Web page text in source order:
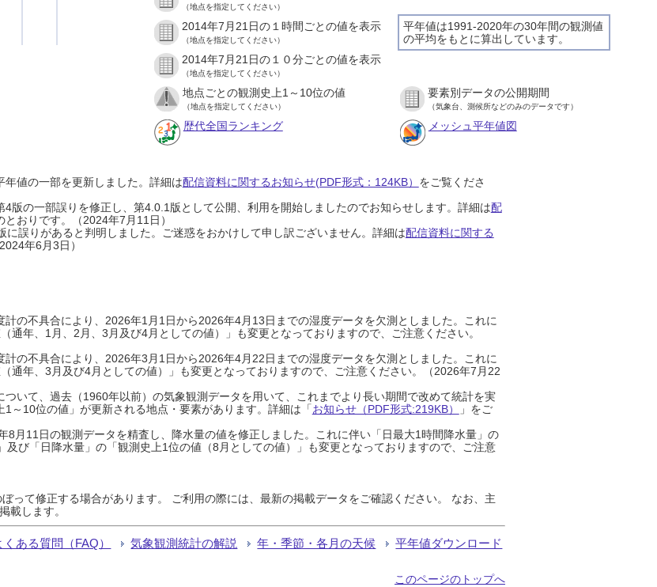
（地点を指定してください）
平年値は1991-2020年の30年間の観測値
の平均をもとに算出しています。
2014年7月21日の１時間ごとの値を表示
（地点を指定してください）
2014年7月21日の１０分ごとの値を表示
（地点を指定してください）
地点ごとの観測史上1～10位の値
（地点を指定してください）
要素別データの公開期間
（気象台、測候所などのみのデータです）
歴代全国ランキング メッシュ平年値図
値の一部を更新しました。詳細は配信資料に関するお知らせ(PDF形式：124KB） をご覧くださ
版の一部誤りを修正し、第4.0.1版として公開、利用を開始しましたのでお知らせします。詳細は配
とおりです。（2024年7月11日）
誤りがあると判明しました。ご迷惑をおかけして申し訳ございません。詳細は配信資料に関する
年6月3日）
の不具合により、2026年1月1日から2026年4月13日までの湿度データを欠測としました。これに
通年、1月、2月、3月及び4月としての値）」も変更となっておりますので、ご注意ください。
の不具合により、2026年3月1日から2026年4月22日までの湿度データを欠測としました。これに
通年、3月及び4月としての値）」も変更となっておりますので、ご注意ください。（2026年7月22
いて、過去（1960年以前）の気象観測データを用いて、これまでより長い期間で改めて統計を実
～10位の値」が更新される地点・要素があります。詳細は「お知らせ（PDF形式:219KB）
」をご
8月11日の観測データを精査し、降水量の値を修正しました。これに伴い「日最大1時間降水量」の
及び「日降水量」の「観測史上1位の値（8月としての値）」も変更となっておりますので、ご注意
って修正する場合があります。 ご利用の際には、最新の掲載データをご確認ください。 なお、主
載します。
くある質問（FAQ） 気象観測統計の解説 年・季節・各月の天候 平年値ダウンロード
このページのトップへ